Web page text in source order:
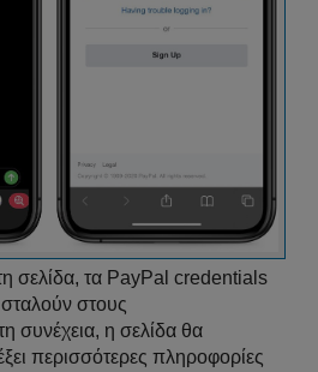
σελίδα, τα PayPal credentials
στους
συνέχεια, η σελίδα θα
περισσότερες πληροφορίες